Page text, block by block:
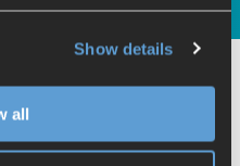
Show details
all
er im Alltag